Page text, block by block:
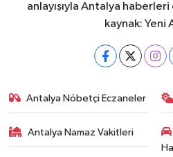
anlayışıyla Antalya
kaynak: Yeni
Antalya Nöbetçi Eczaneler
Antalya Namaz Vakitleri